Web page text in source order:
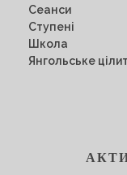
Сеанси
Ступені
Школа
Янгольське